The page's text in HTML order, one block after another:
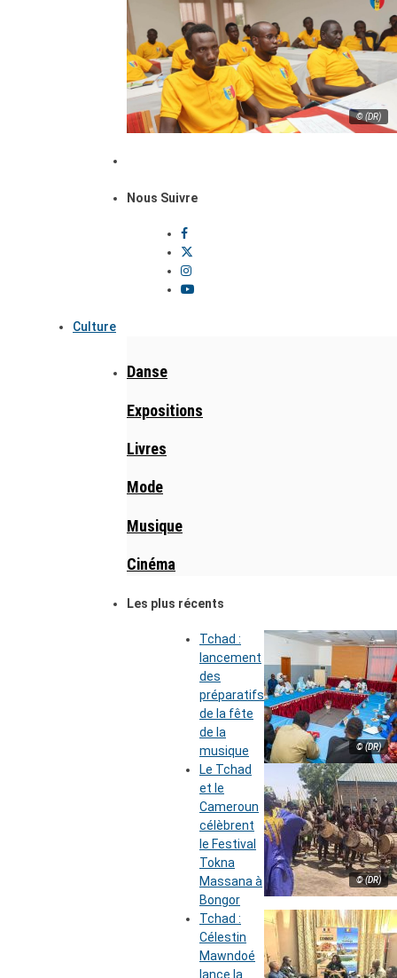
© (DR)
Nous Suivre
Culture
Danse
Expositions
Livres
Mode
Musique
Cinéma
Les plus récents
© (DR)
Tchad :
lancement
des
préparatifs
de la fête
de la
musique
© (DR)
Le Tchad
et le
Cameroun
célèbrent
le Festival
Tokna
Massana à
Bongor
Tchad :
Célestin
Mawndoé
lance la